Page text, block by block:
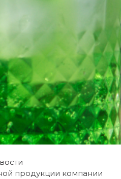
продукции компании